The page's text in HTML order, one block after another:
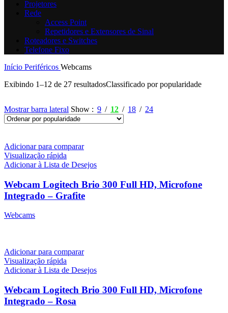
Projetores
Rede
Access Point
Repetidores e Extensores de Sinal
Roteadores e Switches
Telefone Fixo
Início Periféricos Webcams
Exibindo 1–12 de 27 resultadosClassificado por popularidade
Mostrar barra lateral Show 9 12 18 24
Adicionar para comparar
Visualização rápida
Adicionar à Lista de Desejos
Webcam Logitech Brio 300 Full HD, Microfone
Integrado – Grafite
Webcams
Adicionar para comparar
Visualização rápida
Adicionar à Lista de Desejos
Webcam Logitech Brio 300 Full HD, Microfone
Integrado – Rosa